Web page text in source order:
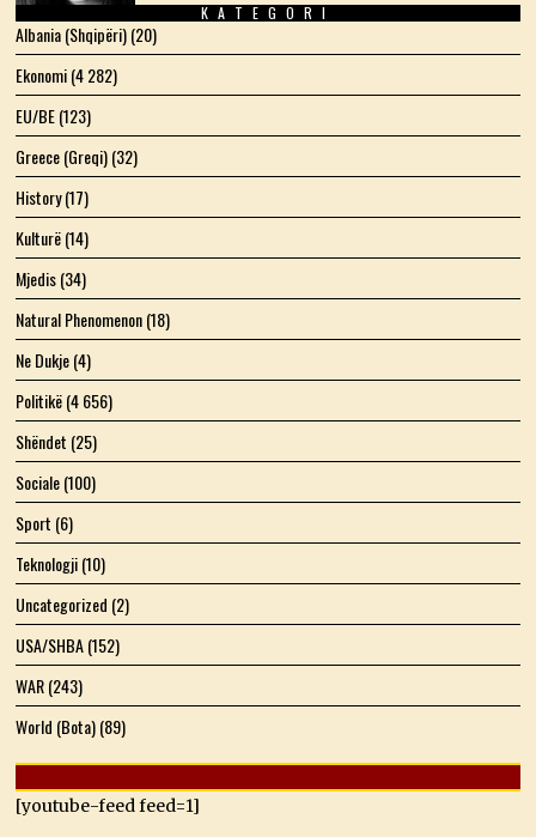
KATEGORI
Albania (Shqipëri)(20)
Ekonomi(4 282)
EU/BE(123)
Greece (Greqi)(32)
History(17)
Kulturë(14)
Mjedis(34)
Natural Phenomenon(18)
Ne Dukje(4)
Politikë(4 656)
Shëndet (25)
Sociale(100)
Sport (6)
Teknologji(10)
Uncategorized (2)
USA/SHBA(152)
WAR(243)
World (Bota)(89)
[youtube-feed feed=1]